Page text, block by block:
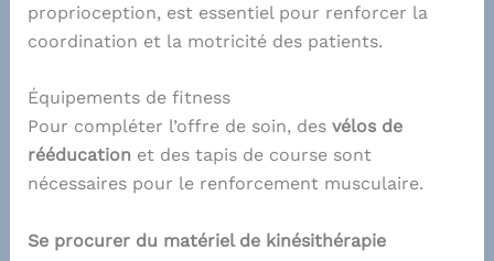
proprioception, est essentiel pour renforcer la
coordination et la motricité des patients.
Équipements de fitness
Pour compléter l’offre de soin, des vélos de
rééducation et des tapis de course sont
nécessaires pour le renforcement musculaire.
Se procurer du matériel de kinésithérapie